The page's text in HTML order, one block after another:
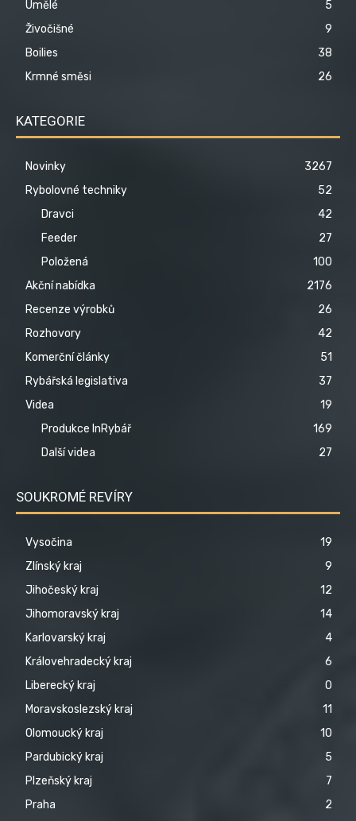
Umělé
5
Živočišné
9
Boilies
38
Krmné směsi
26
KATEGORIE
Novinky
3267
Rybolovné techniky
52
Dravci
42
Feeder
27
Položená
100
Akční nabídka
2176
Recenze výrobků
26
Rozhovory
42
Komerční články
51
Rybářská legislativa
37
Videa
19
Produkce InRybář
169
Další videa
27
SOUKROMÉ REVÍRY
Vysočina
19
Zlínský kraj
9
Jihočeský kraj
12
Jihomoravský kraj
14
Karlovarský kraj
4
Královehradecký kraj
6
Liberecký kraj
0
Moravskoslezský kraj
11
Olomoucký kraj
10
Pardubický kraj
5
Plzeňský kraj
7
Praha
2